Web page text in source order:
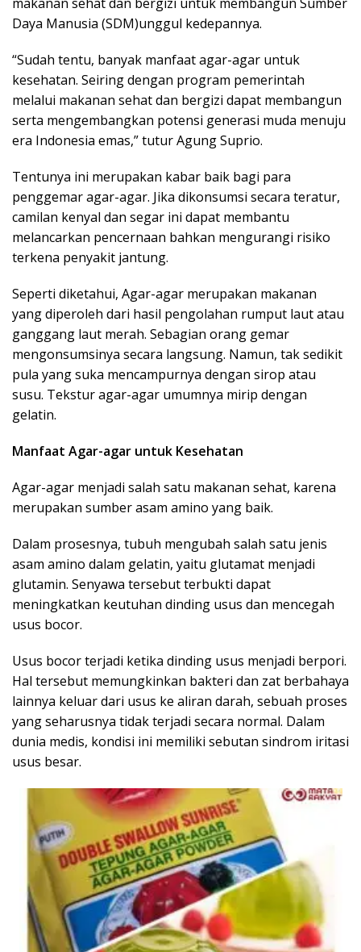
Daya Manusia (SDM)unggul kedepannya.
“Sudah tentu, banyak manfaat agar-agar untuk
kesehatan. Seiring dengan program pemerintah
melalui makanan sehat dan bergizi dapat membangun
serta mengembangkan potensi generasi muda menuju
era Indonesia emas,” tutur Agung Suprio.
Tentunya ini merupakan kabar baik bagi para
penggemar agar-agar. Jika dikonsumsi secara teratur,
camilan kenyal dan segar ini dapat membantu
melancarkan pencernaan bahkan mengurangi risiko
terkena penyakit jantung.
Seperti diketahui, Agar-agar merupakan makanan
yang diperoleh dari hasil pengolahan rumput laut atau
ganggang laut merah. Sebagian orang gemar
mengonsumsinya secara langsung. Namun, tak sedikit
pula yang suka mencampurnya dengan sirop atau
susu. Tekstur agar-agar umumnya mirip dengan
gelatin.
Manfaat Agar-agar untuk Kesehatan
Agar-agar menjadi salah satu makanan sehat, karena
merupakan sumber asam amino yang baik.
Dalam prosesnya, tubuh mengubah salah satu jenis
asam amino dalam gelatin, yaitu glutamat menjadi
glutamin. Senyawa tersebut terbukti dapat
meningkatkan keutuhan dinding usus dan mencegah
usus bocor.
Usus bocor terjadi ketika dinding usus menjadi berpori.
Hal tersebut memungkinkan bakteri dan zat berbahaya
lainnya keluar dari usus ke aliran darah, sebuah proses
yang seharusnya tidak terjadi secara normal. Dalam
dunia medis, kondisi ini memiliki sebutan sindrom iritasi
usus besar.